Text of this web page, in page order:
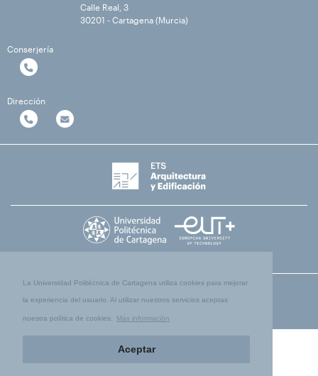
La Universidad Politécnica de Cartagena utiliza cookies para mejorar
la experiencia del usuario. Al utilizar nuestros servicios aceptas
nuestra política de cookies. Más información
Aceptar
Calle Real, 3
30201 - Cartagena (Murcia)
Conserjería
Dirección